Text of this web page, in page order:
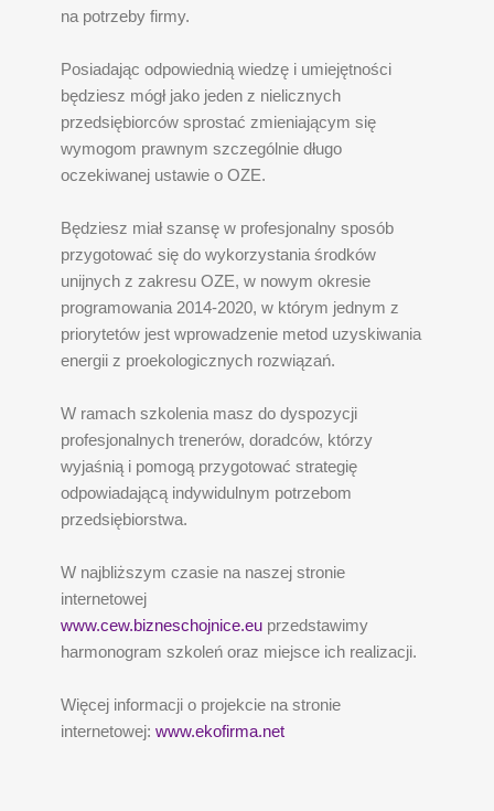
na potrzeby firmy.
Posiadając odpowiednią wiedzę i umiejętności
będziesz mógł jako jeden z nielicznych
przedsiębiorców sprostać zmieniającym się
wymogom prawnym szczególnie długo
oczekiwanej ustawie o OZE.
Będziesz miał szansę w profesjonalny sposób
przygotować się do wykorzystania środków
unijnych z zakresu OZE, w nowym okresie
programowania 2014-2020, w którym jednym z
priorytetów jest wprowadzenie metod uzyskiwania
energii z proekologicznych rozwiązań.
W ramach szkolenia masz do dyspozycji
profesjonalnych trenerów, doradców, którzy
wyjaśnią i pomogą przygotować strategię
odpowiadającą indywidulnym potrzebom
przedsiębiorstwa.
W najbliższym czasie na naszej stronie
internetowej
www.cew.bizneschojnice.eu przedstawimy
harmonogram szkoleń oraz miejsce ich realizacji.
Więcej informacji o projekcie na stronie
internetowej:www.ekofirma.net